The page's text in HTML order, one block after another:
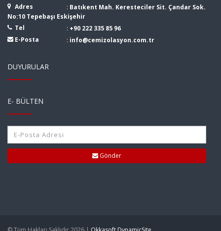
Adres : Batıkent Mah. Keresteciler Sit. Çandar Sok.
No:10 Tepebaşı Eskişehir
Tel
: +90 222 335 85 96
E-Posta
: info@cemizolasyon.com.tr
DUYURULAR
E- BÜLTEN
Gönder